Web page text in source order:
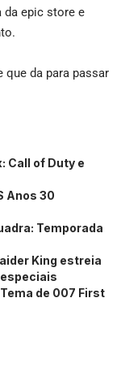
da epic store e
que da para passar
Call of Duty e
Anos 30
Temporada
King estreia
de 007 First